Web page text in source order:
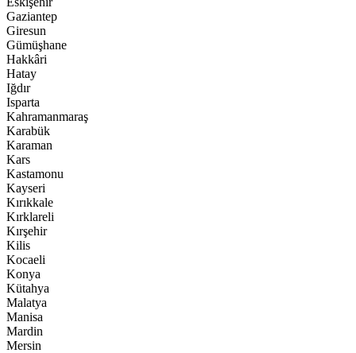
Gaziantep
Giresun
Gümüşhane
Hakkâri
Hatay
Iğdır
Isparta
Kahramanmaraş
Karabük
Karaman
Kars
Kastamonu
Kayseri
Kırıkkale
Kırklareli
Kırşehir
Kilis
Kocaeli
Konya
Kütahya
Malatya
Manisa
Mardin
Mersin